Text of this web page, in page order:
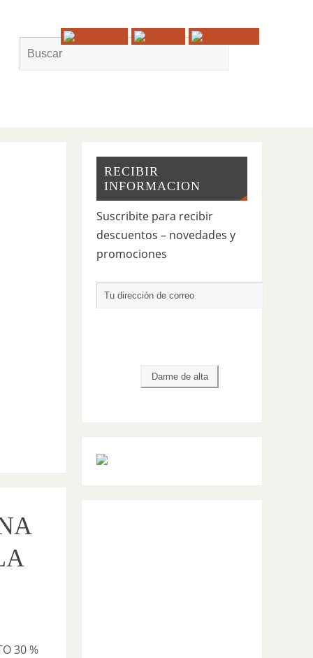
30 %
RECIBIR
INFORMACION
Suscribite para recibir
descuentos – novedades y
promociones